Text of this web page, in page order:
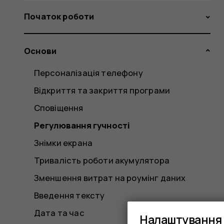
Початок роботи
Основи
Персоналізація телефону
Відкриття та закриття програми
Сповіщення
Регулювання гучності
Знімки екрана
Тривалість роботи акумулятора
Зменшення витрат на роумінг даних
Введення тексту
Дата та час